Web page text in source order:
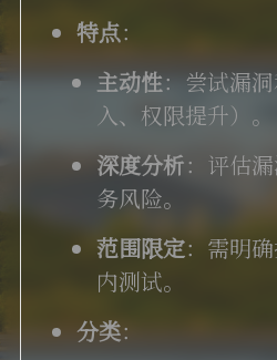
特点：
主动性：尝试漏
入、权限提升）。
深度分析：评估
务风险。
范围限定：需明
内测试。
分类：